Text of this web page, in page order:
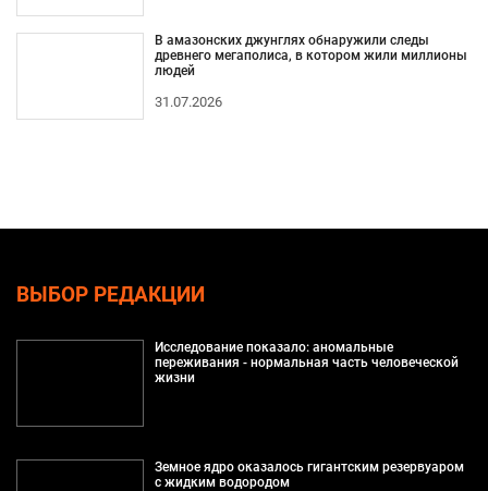
В амазонских джунглях обнаружили следы
древнего мегаполиса, в котором жили миллионы
людей
31.07.2026
ВЫБОР РЕДАКЦИИ
Исследование показало: аномальные
переживания - нормальная часть человеческой
жизни
Земное ядро оказалось гигантским резервуаром
с жидким водородом